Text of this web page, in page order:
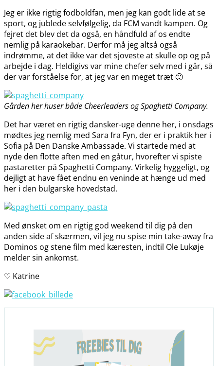
Jeg er ikke rigtig fodboldfan, men jeg kan godt lide at se
sport, og jublede selvfølgelig, da FCM vandt kampen. Og
fejret det blev det da også, en håndfuld af os endte
nemlig på karaokebar. Derfor må jeg altså også
indrømme, at det ikke var det sjoveste at skulle op og på
arbejde i dag. Heldigivs var mine chefer selv med i går, så
der var forståelse for, at jeg var en meget træt 🙂
Gården her huser både Cheerleaders og Spaghetti Company.
Det har været en rigtig dansker-uge denne her, i onsdags
mødtes jeg nemlig med Sara fra Fyn, der er i praktik her i
Sofia på Den Danske Ambassade. Vi startede med at
nyde den flotte aften med en gåtur, hvorefter vi spiste
pastaretter på Spaghetti Company. Virkelig hyggeligt, og
dejligt at have fået endnu en veninde at hænge ud med
her i den bulgarske hovedstad.
Med ønsket om en rigtig god weekend til dig på den
anden side af skærmen, vil jeg nu spise min take-away fra
Dominos og stene film med kæresten, indtil Ole Lukøje
melder sin ankomst.
♡ Katrine